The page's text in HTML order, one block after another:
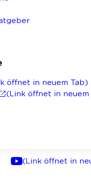
öffnet in neuem Tab)
(Link öffnet in neuem
(Link öffnet in